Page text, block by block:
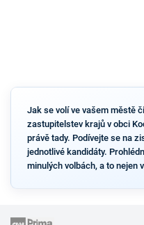
Jak se volí ve vašem městě
zastupitelstev krajů v obci
právě tady. Podívejte se na
jednotlivé kandidáty.
minulých volbách, a to nejen